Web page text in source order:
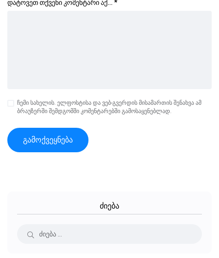
დატოვეთ თქვენი კომენტარი აქ… *
ჩემი სახელის. ელფოსტისა და ვებ-გვერდის მისამართის შენახვა ამ
ბრაუზერში შემდგომში კომენტარებში გამოსაყენებლად.
ძიება